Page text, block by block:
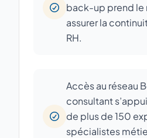
back-up prend le
assurer la
RH.
Accès au réseau
consultant
de plus de 150
spécialistes